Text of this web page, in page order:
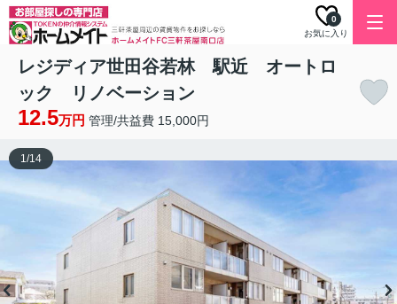
お気に入り
0
レジディア世田谷若林 駅近 オートロ
ック リノベーション
12.5万円 管理/共益費 15,000円
1/14